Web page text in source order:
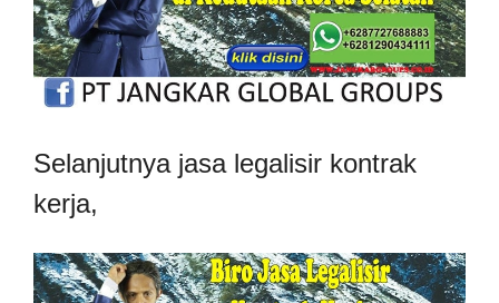
Selanjutnya jasa legalisir kontrak
kerja,